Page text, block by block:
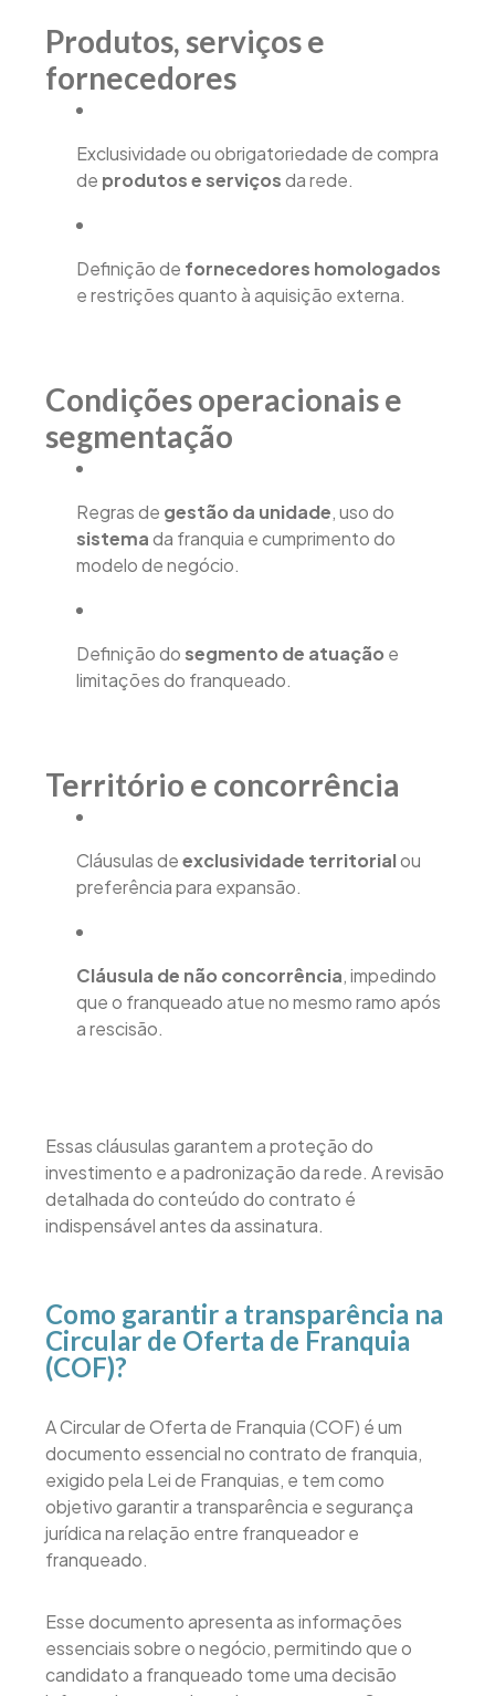
Produtos, serviços e
fornecedores
Exclusividade ou obrigatoriedade de compra
de produtos e serviçosda rede.
Definição de fornecedores homologados
e restrições quanto à aquisição externa.
Condições operacionais e
segmentação
Regras de gestão da unidade, uso do
sistemada franquia e cumprimento do
modelo de negócio.
Definição dosegmento de atuação e
limitações do franqueado.
Território e concorrência
Cláusulas deexclusividade territorialou
preferência para expansão.
Cláusula de não concorrência, impedindo
que o franqueado atue no mesmo ramo após
a rescisão.
Essas cláusulas garantem a proteção do
investimento e a padronização da rede. A revisão
detalhada do conteúdo do contrato é
indispensável antes da assinatura.
Como garantir a transparência na
Circular de Oferta de Franquia
(COF)?
A Circular de Oferta de Franquia (COF) é um
documento essencial no contrato de franquia,
exigido pela Lei de Franquias, e tem como
objetivo garantir a transparência e segurança
jurídica na relação entre franqueador e
franqueado.
Esse documento apresenta as informações
essenciais sobre o negócio, permitindo que o
candidato a franqueado tome uma decisão